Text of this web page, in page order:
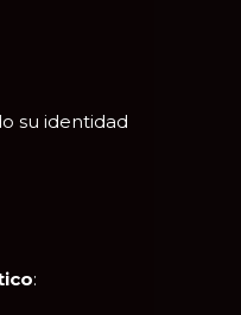
su identidad
: